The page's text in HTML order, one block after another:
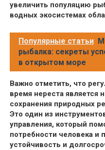
увеличить популяцию
водных экосистемах
Популярные статьи
рыбалка: секреты
в открытом море
Важно отметить, что
время нереста является
сохранения природных
Это один из
управления, который
потребности человека и
устойчивость и